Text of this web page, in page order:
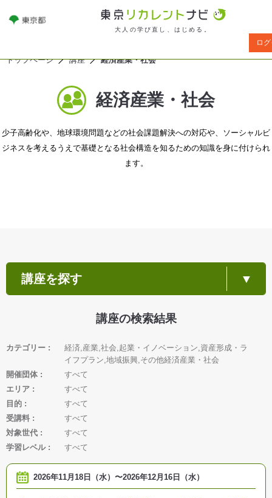
大人の学び直し、はじめる。
ロ
トップページ 講座 経済産業・社会
経済産業・社会
少子高齢化や、地球環境問題などの社会課題解決への対応や、ソーシャルビ
ジネスを考えるうえで基礎となる社会構造を知るための知識を身に付けられ
ます。
講座を探す
講座の検索結果
カテゴリー
経済,産業,社会,起業・イノベーション,資産形成・ラ
イフプラン,地域振興,その他経済産業・社会
開催団体
すべて
エリア
すべて
目的
すべて
受講料
すべて
対象世代
すべて
学習レベル
すべて
2026年11月18日（水） 〜2026年12月16日（水）